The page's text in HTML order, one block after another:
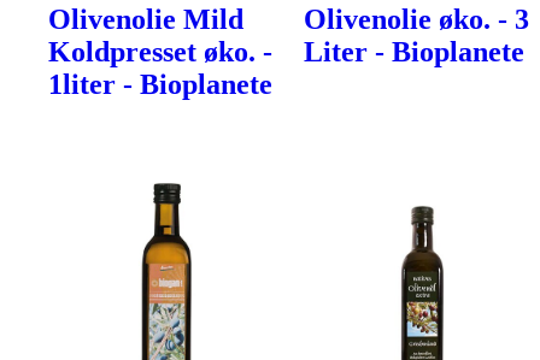
Olivenolie Mild
Koldpresset øko. -
1liter - Bioplanete
Olivenolie øko. - 3
Liter - Bioplanete